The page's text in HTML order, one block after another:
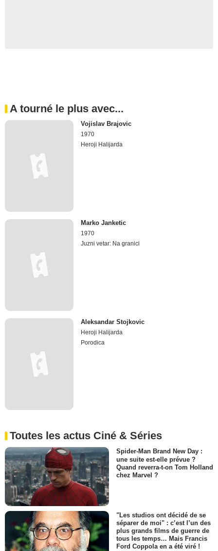
A tourné le plus avec...
Vojislav Brajovic
1970
Heroji Halijarda
Marko Janketic
1970
Juzni vetar: Na granici
Aleksandar Stojkovic
Heroji Halijarda
Porodica
Toutes les actus Ciné & Séries
Spider-Man Brand New Day :
une suite est-elle prévue ?
Quand reverra-t-on Tom Holland
chez Marvel ?
"Les studios ont décidé de se
séparer de moi" : c’est l’un des
plus grands films de guerre de
tous les temps… Mais Francis
Ford Coppola en a été viré !